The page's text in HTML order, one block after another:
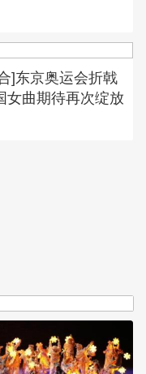
]东京奥运会折戟
女曲期待再次绽放